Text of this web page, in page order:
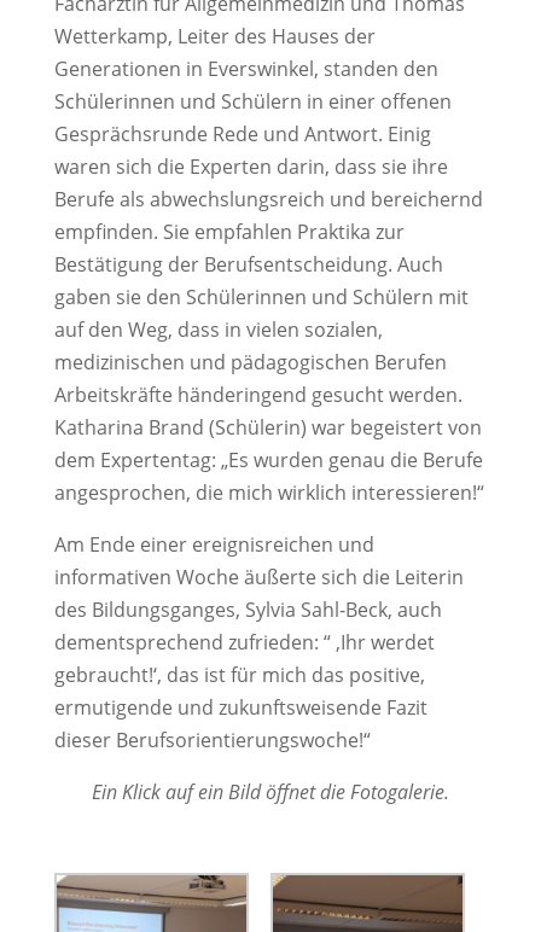
Wetterkamp, Leiter des Hauses der
Generationen in Everswinkel, standen den
Schülerinnen und Schülern in einer offenen
Gesprächsrunde Rede und Antwort. Einig
waren sich die Experten darin, dass sie ihre
Berufe als abwechslungsreich und bereichernd
empfinden. Sie empfahlen Praktika zur
Bestätigung der Berufsentscheidung. Auch
gaben sie den Schülerinnen und Schülern mit
auf den Weg, dass in vielen sozialen,
medizinischen und pädagogischen Berufen
Arbeitskräfte händeringend gesucht werden.
Katharina Brand (Schülerin) war begeistert von
dem Expertentag: „Es wurden genau die Berufe
angesprochen, die mich wirklich interessieren!“
Am Ende einer ereignisreichen und
informativen Woche äußerte sich die Leiterin
des Bildungsganges, Sylvia Sahl-Beck, auch
dementsprechend zufrieden: “ ‚Ihr werdet
gebraucht!‘, das ist für mich das positive,
ermutigende und zukunftsweisende Fazit
dieser Berufsorientierungswoche!“
Ein Klick auf ein Bild öffnet die Fotogalerie.